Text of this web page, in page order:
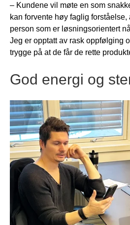
– Kundene vil møte en som
kan forvente høy faglig
person som er løsningsorientert
Jeg er opptatt av rask oppfølging
trygge på at de får de rette
God energi og